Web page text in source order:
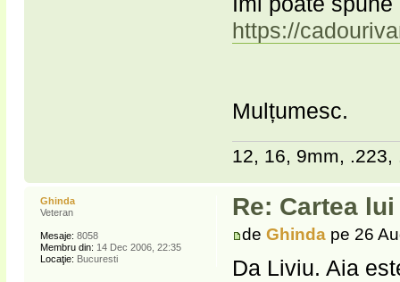
https://
Mulțumesc.
12, 16, 9mm, .223,
Re: Cartea
deGhinda pe 26
Da Liviu. Aia
Ghinda
Veteran
Mesaje: 8058
Membru din: 14 Dec 2006, 22:35
Locaţie: Bucuresti